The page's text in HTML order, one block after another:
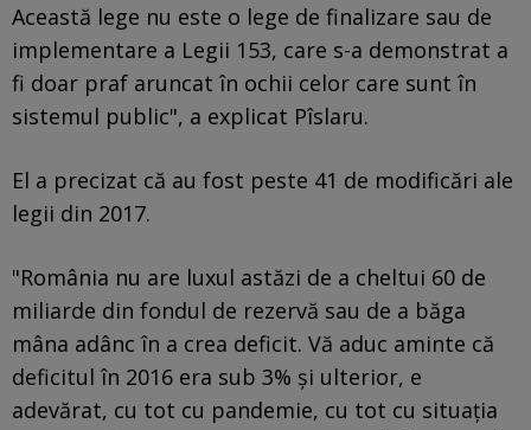
Această lege nu este o lege de finalizare sau de
implementare a Legii 153, care s-a demonstrat a
fi doar praf aruncat în ochii celor care sunt în
sistemul public", a explicat Pîslaru.
El a precizat că au fost peste 41 de modificări ale
legii din 2017.
"România nu are luxul astăzi de a cheltui 60 de
miliarde din fondul de rezervă sau de a băga
mâna adânc în a crea deficit. Vă aduc aminte că
deficitul în 2016 era sub 3% și ulterior, e
adevărat, cu tot cu pandemie, cu tot cu situația